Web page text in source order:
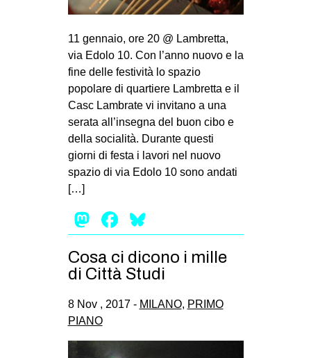
11 gennaio, ore 20 @ Lambretta,
via Edolo 10. Con l’anno nuovo e la
fine delle festività lo spazio
popolare di quartiere Lambretta e il
Casc Lambrate vi invitano a una
serata all’insegna del buon cibo e
della socialità. Durante questi
giorni di festa i lavori nel nuovo
spazio di via Edolo 10 sono andati
[…]
Mastodon
Facebook
Cosa ci dicono i mille
di Città Studi
8 Nov , 2017 - MILANO, PRIMO
PIANO